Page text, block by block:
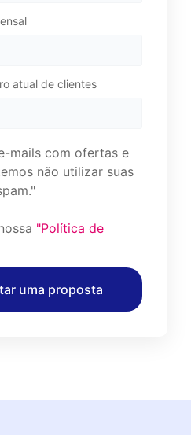
atual de clientes
mails com ofertas e
não utilizar suas
"Política de
uma proposta